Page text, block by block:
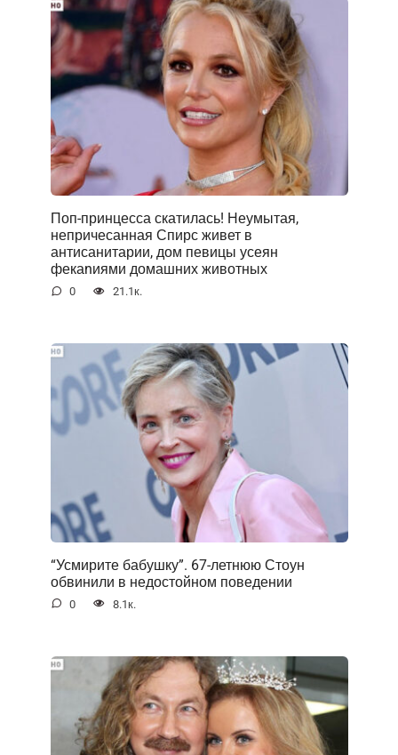
Поп-принцесса скатилась! Неумытая,
непричесанная Спирс живет в
антисанитарии, дом певицы усеян
фекаnиями домашних животных
0 21.1к.
“Усмирите бабушку”. 67-летнюю Стоун
обвинили в недостойном поведении
0 8.1к.